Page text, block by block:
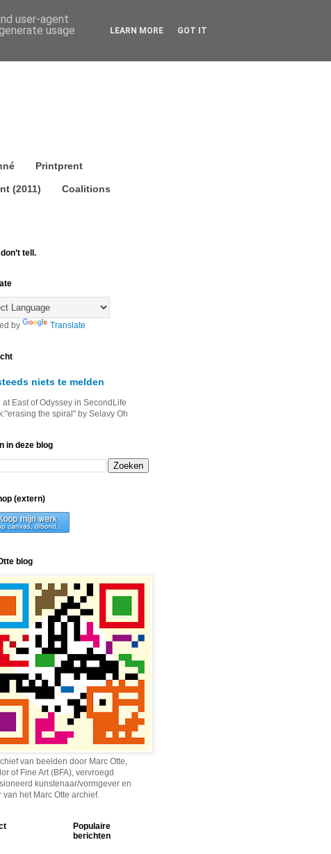
Printprent
(2011) Coalitions
tell.
by Translate
niets te melden
at East of Odyssey in SecondLife
the spiral" by Selavy Oh
in deze blog
(extern)
blog
van beelden door Marc Otte,
of Fine Art (BFA), vervroegd
kunstenaar/vormgever en
van het Marc Otte archief.
Populaire
berichten
user-agent
usage
LEARN MORE GOT IT